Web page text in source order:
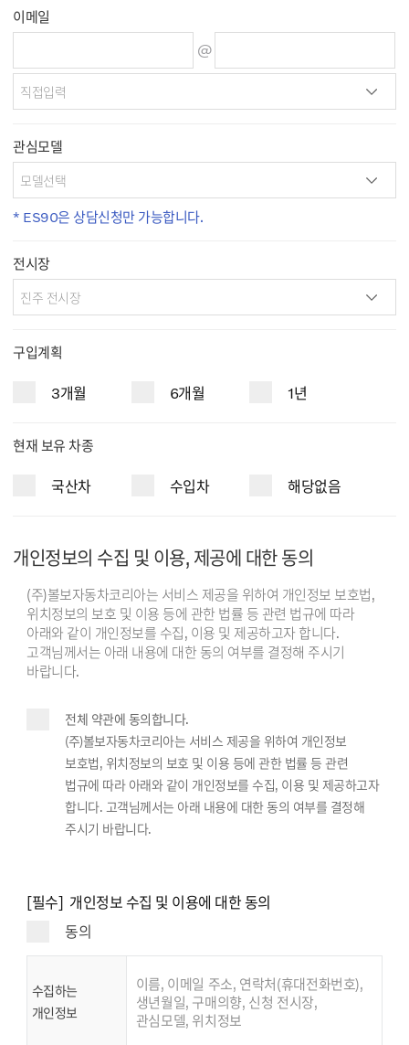
이메일
@
관심모델
* ES90은 상담신청만 가능합니다.
전시장
구입계획
3개월 6개월 1년
현재 보유 차종
국산차 수입차 해당없음
개인정보의 수집 및 이용, 제공에 대한 동의
(주)볼보자동차코리아는 서비스 제공을 위하여 개인정보 보호법,
위치정보의 보호 및 이용 등에 관한 법률 등 관련 법규에 따라
아래와 같이 개인정보를 수집, 이용 및 제공하고자 합니다.
고객님께서는 아래 내용에 대한 동의 여부를 결정해 주시기
바랍니다.
전체 약관에 동의합니다.
(주)볼보자동차코리아는 서비스 제공을 위하여 개인정보
보호법, 위치정보의 보호 및 이용 등에 관한 법률 등 관련
법규에 따라 아래와 같이 개인정보를 수집, 이용 및 제공하고자
합니다. 고객님께서는 아래 내용에 대한 동의 여부를 결정해
주시기 바랍니다.
[필수] 개인정보 수집 및 이용에 대한 동의
동의
수집하는
개인정보
이름, 이메일 주소, 연락처(휴대전화번호),
생년월일, 구매의향, 신청 전시장,
관심모델, 위치정보